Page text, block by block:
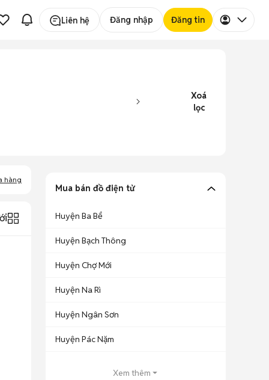
Liên hệ Đăng nhập Đăng tin
Xoá
lọc
hàng
Mua bán đồ điện tử
Huyện Ba Bể
Huyện Bạch Thông
Huyện Chợ Mới
Huyện Na Rì
Huyện Ngân Sơn
Huyện Pác Nặm
Xem thêm